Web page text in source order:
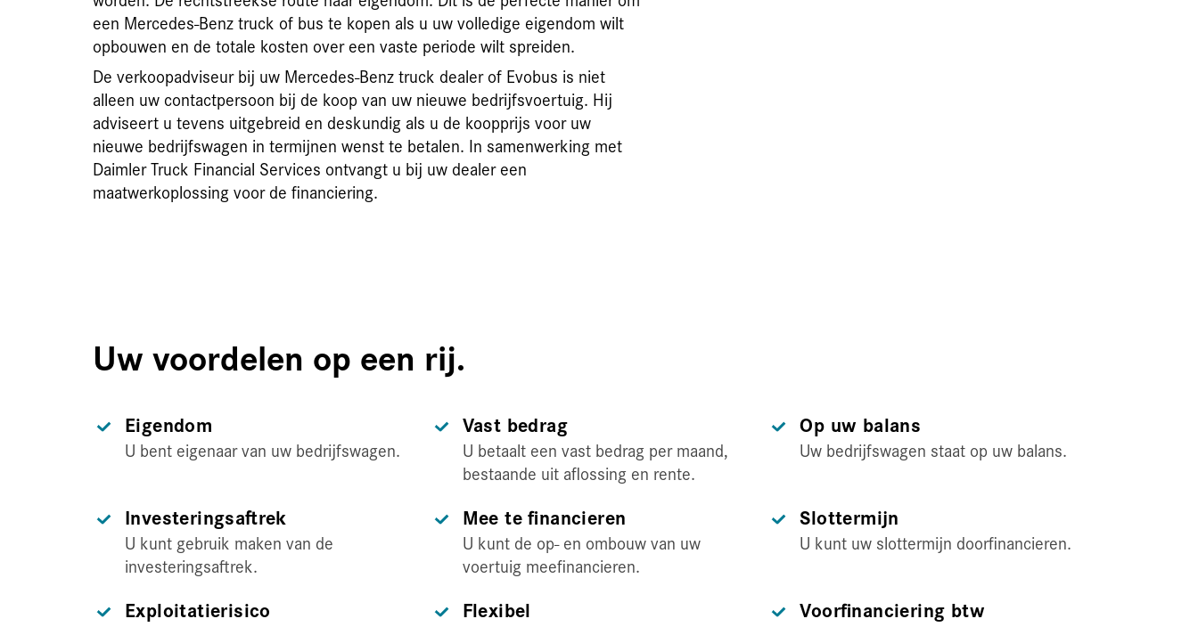
een Mercedes-Benz truck of bus te kopen als u uw volledige eigendom wilt
opbouwen en de totale kosten over een vaste periode wilt spreiden.
De verkoopadviseur bij uw Mercedes-Benz truck dealer of Evobus is niet
alleen uw contactpersoon bij de koop van uw nieuwe bedrijfsvoertuig. Hij
adviseert u tevens uitgebreid en deskundig als u de koopprijs voor uw
nieuwe bedrijfswagen in termijnen wenst te betalen. In samenwerking met
Daimler Truck Financial Services ontvangt u bij uw dealer een
maatwerkoplossing voor de financiering.
Uw voordelen op een rij.
Eigendom
U bent eigenaar van uw bedrijfswagen.
Vast bedrag
U betaalt een vast bedrag per maand,
bestaande uit aflossing en rente.
Op uw balans
Uw bedrijfswagen staat op uw balans.
Investeringsaftrek
U kunt gebruik maken van de
investeringsaftrek.
Mee te financieren
U kunt de op- en ombouw van uw
voertuig meefinancieren.
Slottermijn
U kunt uw slottermijn doorfinancieren.
Exploitatierisico Flexibel Voorfinanciering btw